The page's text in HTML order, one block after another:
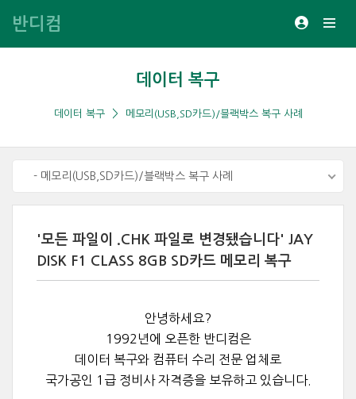
반디컴
데이터 복구
데이터 복구 메모리(USB,SD카드)/블랙박스 복구 사례
- 메모리(USB,SD카드)/블랙박스 복구 사례
'모든 파일이 .CHK 파일로 변경됐습니다' JAY
DISK F1 CLASS 8GB SD카드 메모리 복구
안녕하세요?
1992년에 오픈한 반디컴은
데이터 복구와 컴퓨터 수리 전문 업체로
국가공인 1급 정비사 자격증을 보유하고 있습니다.